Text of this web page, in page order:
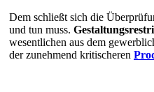
Dem schließt sich die
und tun muss.
wesentlichen aus dem
der zunehmend kritischeren